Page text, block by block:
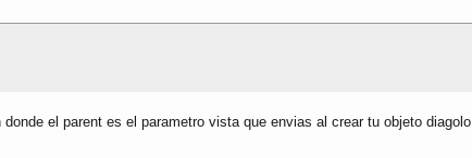
el parent es el parametro vista que envias al crear tu objeto diagolo